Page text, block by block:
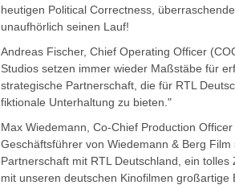
heutigen Political Correctness,
unaufhörlich seinen Lauf!
Andreas Fischer, Chief Operating Officer
Studios setzen immer wieder Maßstäbe für
strategische Partnerschaft, die für RTL
fiktionale Unterhaltung zu bieten."
Max Wiedemann, Co-Chief Production
Geschäftsführer von Wiedemann & Berg
Partnerschaft mit RTL Deutschland, ein
mit unseren deutschen Kinofilmen